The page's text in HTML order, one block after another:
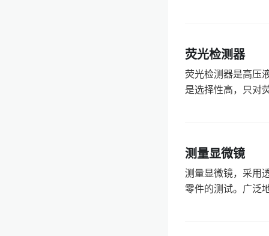
荧光检测器
荧光检测器是高压
是选择性高，只对
测量显微镜
测量显微镜，采用
零件的测试。广泛